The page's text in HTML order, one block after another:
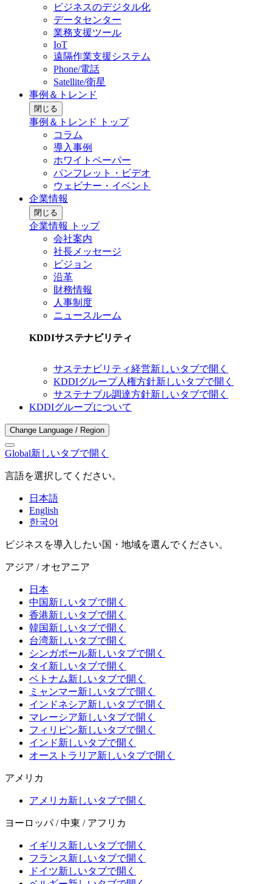
ビジネスのデジタル化
データセンター
業務支援ツール
IoT
遠隔作業支援システム
Phone/電話
Satellite/衛星
事例＆トレンド
閉じる
事例＆トレンド トップ
コラム
導入事例
ホワイトペーパー
パンフレット・ビデオ
ウェビナー・イベント
企業情報
閉じる
企業情報 トップ
会社案内
社長メッセージ
ビジョン
沿革
財務情報
人事制度
ニュースルーム
KDDIサステナビリティ
サステナビリティ経営新しいタブで開く
KDDIグループ人権方針新しいタブで開く
サステナブル調達方針新しいタブで開く
KDDIグループについて
Change Language / Region
Global新しいタブで開く
言語を選択してください。
日本語
English
한국어
ビジネスを導入したい国・地域を選んでください。
アジア / オセアニア
日本
中国新しいタブで開く
香港新しいタブで開く
韓国新しいタブで開く
台湾新しいタブで開く
シンガポール新しいタブで開く
タイ 新しいタブで開く
ベトナム新しいタブで開く
ミャンマー新しいタブで開く
インドネシア新しいタブで開く
マレーシア新しいタブで開く
フィリピン新しいタブで開く
インド新しいタブで開く
オーストラリア新しいタブで開く
アメリカ
アメリカ新しいタブで開く
ヨーロッパ / 中東 / アフリカ
イギリス新しいタブで開く
フランス新しいタブで開く
ドイツ新しいタブで開く